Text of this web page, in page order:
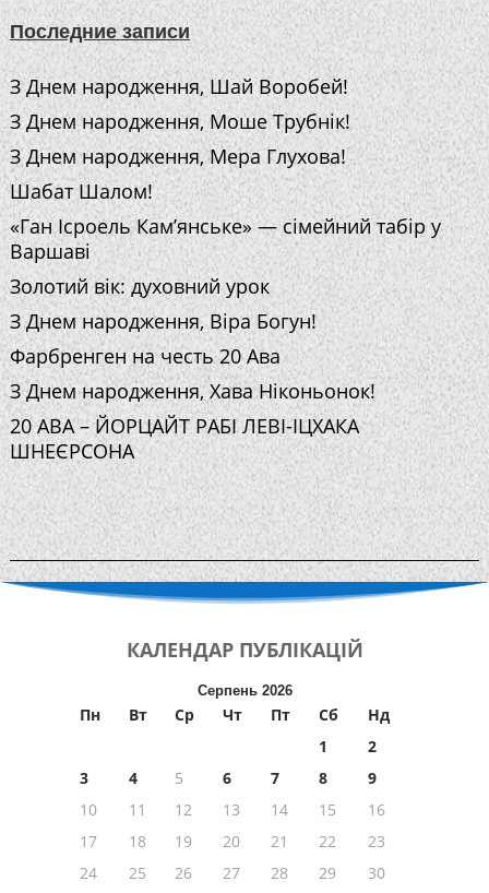
Последние записи
З Днем народження, Шай Воробей!
З Днем народження, Моше Трубнік!
З Днем народження, Мера Глухова!
Шабат Шалом!
«Ган Ісроель Кам’янське» — сімейний табір у
Варшаві
Золотий вік: духовний урок
З Днем народження, Віра Богун!
Фарбренген на честь 20 Ава
З Днем народження, Хава Ніконьонок!
20 АВА – ЙОРЦАЙТ РАБІ ЛЕВІ-ІЦХАКА
ШНЕЄРСОНА
КАЛЕНДАР ПУБЛІКАЦІЙ
Серпень 2026
Пн Вт Ср Чт Пт Сб
Нд
1
2
3
4 5 6 7 8
9
10
11 12 13 14 15
16
17
18 19 20 21 22
23
24
25 26 27 28 29
30